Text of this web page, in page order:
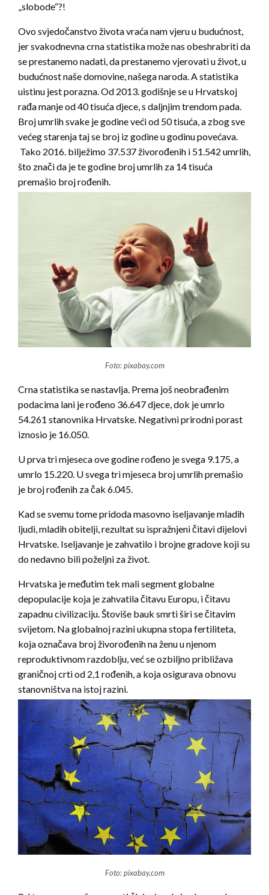
„slobode“?!
Ovo svjedočanstvo života vraća nam vjeru u budućnost,
jer svakodnevna crna statistika može nas obeshrabriti da
se prestanemo nadati, da prestanemo vjerovati u život, u
budućnost naše domovine, našega naroda. A statistika
uistinu jest porazna. Od 2013. godišnje se u Hrvatskoj
rađa manje od 40 tisuća djece, s daljnjim trendom pada.
Broj umrlih svake je godine veći od 50 tisuća, a zbog sve
većeg starenja taj se broj iz godine u godinu povećava.
Tako 2016. bilježimo 37.537 živorođenih i 51.542 umrlih,
što znači da je te godine broj umrlih za 14 tisuća
premašio broj rođenih.
Foto: pixabay.com
Crna statistika se nastavlja. Prema još neobrađenim
podacima lani je rođeno 36.647 djece, dok je umrlo
54.261 stanovnika Hrvatske. Negativni prirodni porast
iznosio je 16.050.
U prva tri mjeseca ove godine rođeno je svega 9.175, a
umrlo 15.220. U svega tri mjeseca broj umrlih premašio
je broj rođenih za čak 6.045.
Kad se svemu tome pridoda masovno iseljavanje mladih
ljudi, mladih obitelji, rezultat su ispražnjeni čitavi dijelovi
Hrvatske. Iseljavanje je zahvatilo i brojne gradove koji su
do nedavno bili poželjni za život.
Hrvatska je međutim tek mali segment globalne
depopulacije koja je zahvatila čitavu Europu, i čitavu
zapadnu civilizaciju. Štoviše bauk smrti širi se čitavim
svijetom. Na globalnoj razini ukupna stopa fertiliteta,
koja označava broj živorođenih na ženu u njenom
reproduktivnom razdoblju, već se ozbiljno približava
graničnoj crti od 2,1 rođenih, a koja osigurava obnovu
stanovništva na istoj razini.
Foto: pixabay.com